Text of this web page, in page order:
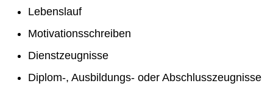
Lebenslauf
Motivationsschreiben
Dienstzeugnisse
Diplom-, Ausbildungs- oder Abschlusszeugnisse